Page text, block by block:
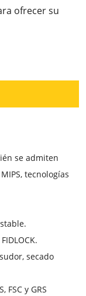
ofrecer su
se admiten
tecnologías
secado
FSC y GRS